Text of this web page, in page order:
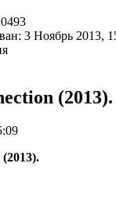
3 Ноябрь 2013,
(2013).